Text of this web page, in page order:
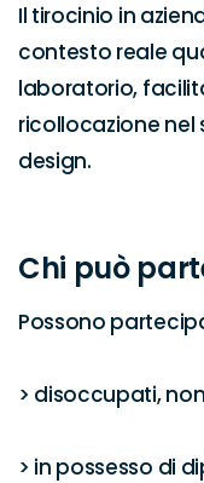
Il tirocinio in
contesto reale
laboratorio,
ricollocazione
design.
Chi può
Possono
> disoccupati,
> in possesso di